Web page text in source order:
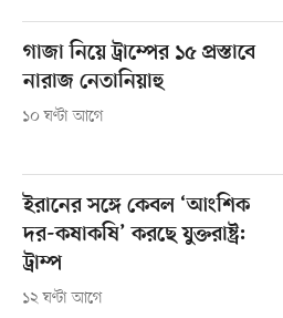
গাজা নিয়ে ট্রাম্পের ১৫ প্রস্তাবে
নারাজ নেতানিয়াহু
১০ ঘণ্টা আগে
ইরানের সঙ্গে কেবল ‘আংশিক
দর-কষাকষি’ করছে যুক্তরাষ্ট্র:
ট্রাম্প
১২ ঘণ্টা আগে